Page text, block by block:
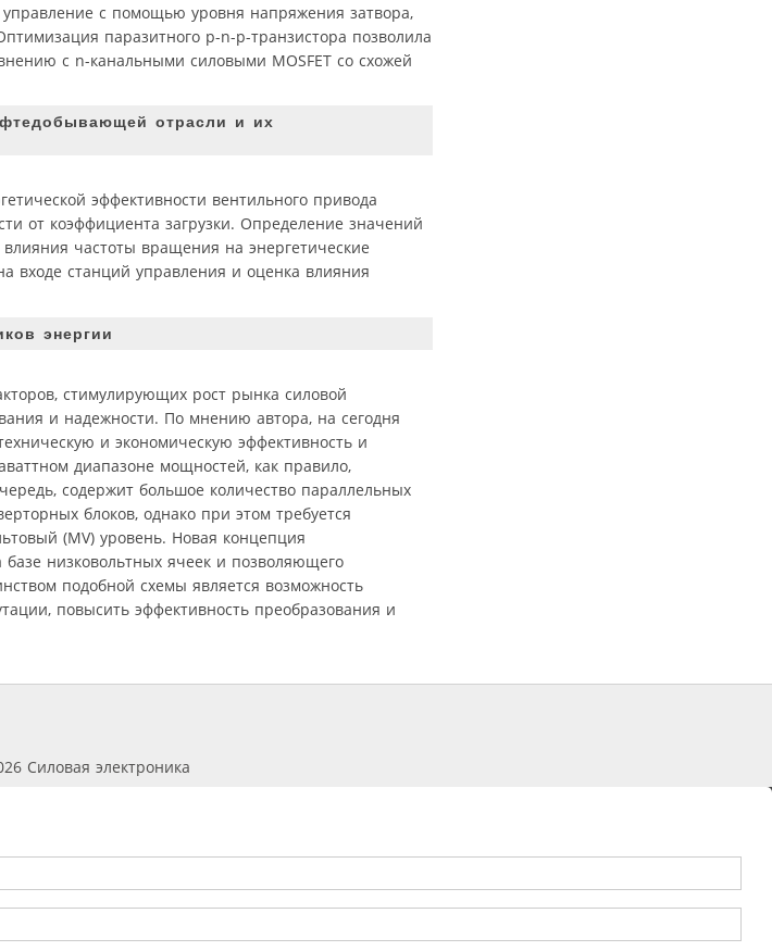
с помощью уровня напряжения затвора,
паразитного p-n-p-транзистора позволила
с n-канальными силовыми MOSFET со схожей
отрасли и их
эффективности вентильного привода
от коэффициента загрузки. Определение значений
частоты вращения на энергетические
входе станций управления и оценка влияния
энергии
стимулирующих рост рынка силовой
и надежности. По мнению автора, на сегодня
и экономическую эффективность и
диапазоне мощностей, как правило,
содержит большое количество параллельных
блоков, однако при этом требуется
(MV) уровень. Новая концепция
базе низковольтных ячеек и позволяющего
подобной схемы является возможность
повысить эффективность преобразования и
Силовая электроника